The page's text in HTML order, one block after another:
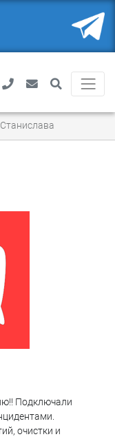
Подключали
очистки и